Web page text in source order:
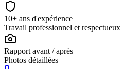
10+ ans d'expérience
Travail professionnel et respectueux
Rapport avant / après
Photos détaillées